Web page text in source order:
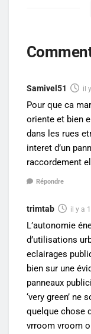
Samivel51 il
Pour que ca
oriente et bien
dans les rues
interet d’un
raccordement
Répondre
trimtab il y a
L’autonomie
d’utilisations
eclairages
bien sur une
panneaux
‘very green’ ne
quelque chose
vrroom vroom